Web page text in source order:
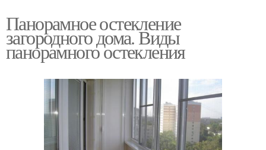
Панорамное остекление
загородного дома. Виды
панорамного остекления